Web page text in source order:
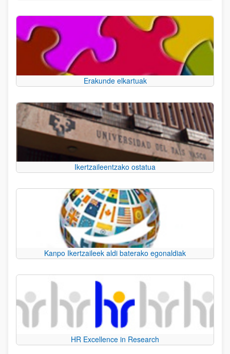
Erakunde elkartuak
Ikertzaileentzako ostatua
Kanpo Ikertzaileek aldi baterako egonaldiak
HR Excellence in Research